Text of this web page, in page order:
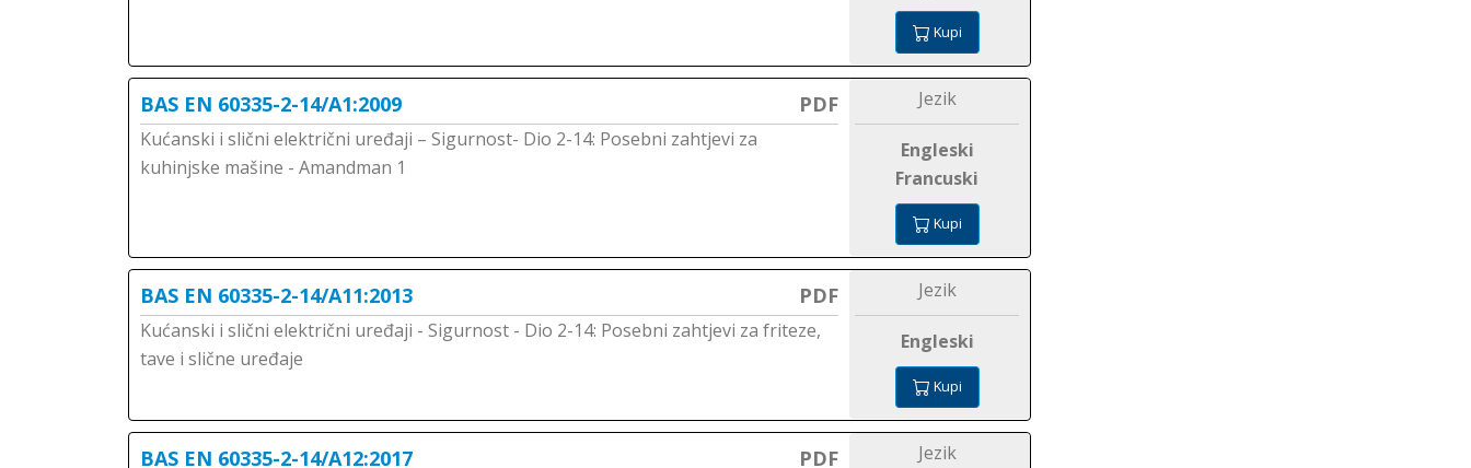
Kupi
BAS EN 60335-2-14/A1:2009 PDF
Kućanski i slični električni uređaji – Sigurnost- Dio 2-14: Posebni zahtjevi za
kuhinjske mašine - Amandman 1
Jezik
Engleski
Francuski
Kupi
BAS EN 60335-2-14/A11:2013 PDF
Kućanski i slični električni uređaji - Sigurnost - Dio 2-14: Posebni zahtjevi za friteze,
tave i slične uređaje
Jezik
Engleski
Kupi
BAS EN 60335-2-14/A12:2017 PDF Jezik